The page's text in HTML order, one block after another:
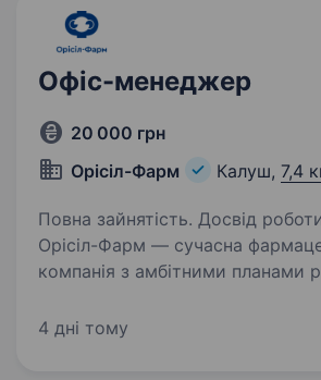
Офіс-менеджер
20 000 грн
Орісіл-Фарм
Калуш, 7,4
Повна зайнятість. Досвід
Орісіл-Фарм — сучасна
компанія з амбітними планами
Ми створюємо продукти, які
4 дні тому